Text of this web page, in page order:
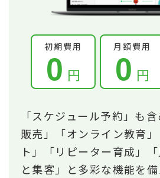
初期費用
0 円
月額費用
0 円
「スケジュール予約」も
販売」「オンライン教育
ト」「リピーター育成」
と集客」と多彩な機能を